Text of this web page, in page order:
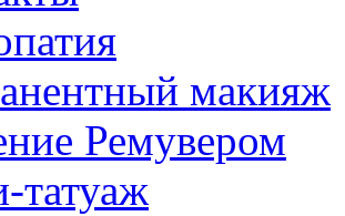
макияж
Ремувером